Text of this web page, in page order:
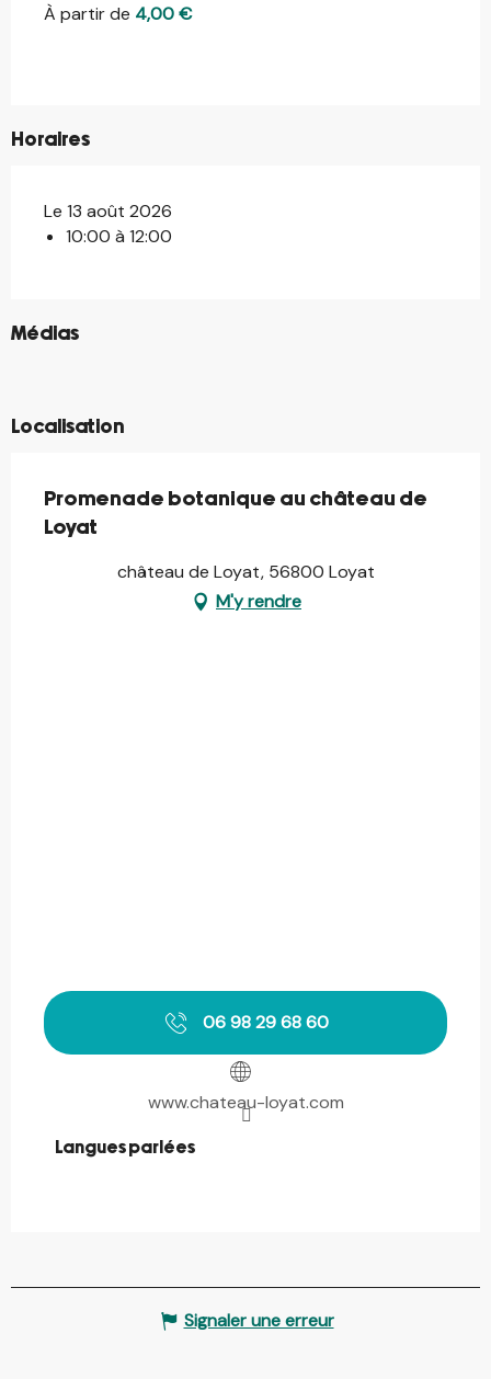
À partir de 4,00 €
Horaires
Le 13 août 2026
10:00 à 12:00
Médias
©
©
Localisation
Promenade botanique au château de
Loyat
château de Loyat, 56800 Loyat
M'y rendre
06 98 29 68 60
www.chateau-loyat.com
Langues parlées
Langues parlées
Signaler une erreur